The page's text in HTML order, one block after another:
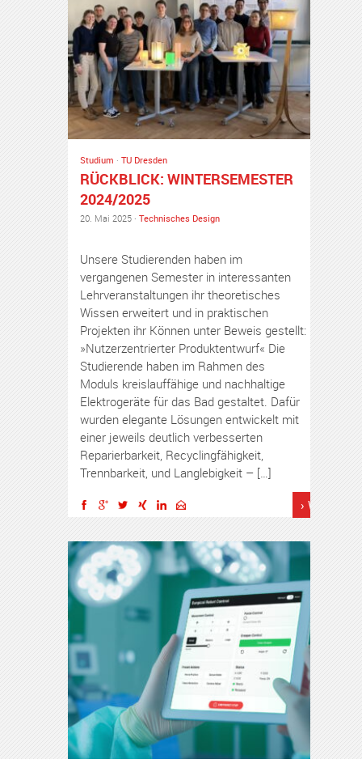
Studium · TU Dresden
RÜCKBLICK: WINTERSEMESTER
2024/2025
20. Mai 2025 · Technisches Design
Unsere Studierenden haben im
vergangenen Semester in interessanten
Lehrveranstaltungen ihr theoretisches
Wissen erweitert und in praktischen
Projekten ihr Können unter Beweis gestellt:
»Nutzerzentrierter Produktentwurf« Die
Studierende haben im Rahmen des
Moduls kreislauffähige und nachhaltige
Elektrogeräte für das Bad gestaltet. Dafür
wurden elegante Lösungen entwickelt mit
einer jeweils deutlich verbesserten
Reparierbarkeit, Recyclingfähigkeit,
Trennbarkeit, und Langlebigkeit – […]
›